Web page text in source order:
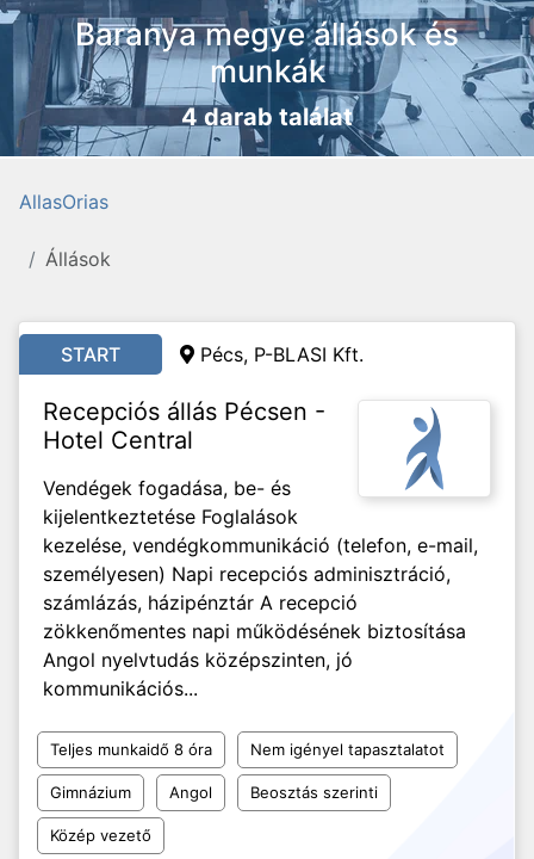
Baranya megye állások és
munkák
4 darab találat
AllasOrias
Állások
START Pécs, P-BLASI Kft.
Recepciós állás Pécsen -
Hotel Central
Vendégek fogadása, be- és
kijelentkeztetése Foglalások
kezelése, vendégkommunikáció (telefon, e-mail,
személyesen) Napi recepciós adminisztráció,
számlázás, házipénztár A recepció
zökkenőmentes napi működésének biztosítása
Angol nyelvtudás középszinten, jó
kommunikációs...
Teljes munkaidő 8 óra Nem igényel tapasztalatot
Gimnázium Angol Beosztás szerinti
Közép vezető